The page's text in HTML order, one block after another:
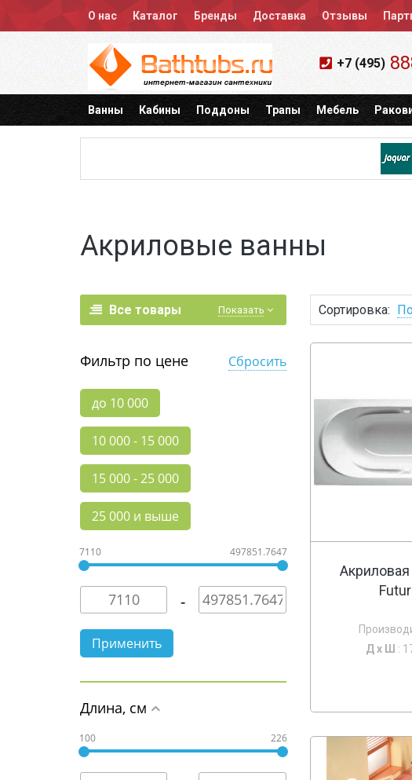
О нас Каталог Бренды Доставка Отзывы
+7 (495)
Ванны Кабины Поддоны Трапы Мебель
Акриловые ванны
Все товары Показать
Фильтр по цене Сбросить
до 10 000
10 000 - 15 000
15 000 - 25 000
25 000 и выше
7110 497851.7647
Длина, см
100 226
Сортировка:
Акриловая
Д х Ш :